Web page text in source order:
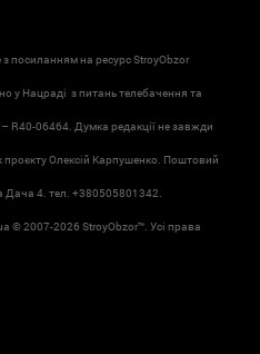
посиланням на ресурс StroyObzor
у Нацраді з питань телебачення та
R40-06464. Думка редакції не завжди
проєкту Олексій Карпушенко. Поштовий
Дача 4. тел. +380505801342.
© 2007-2026 StroyObzor™. Усі права